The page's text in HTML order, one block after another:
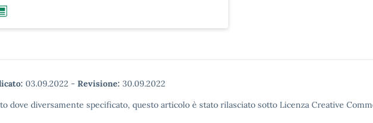
03.09.2022 - Revisione: 30.09.2022
dove diversamente specificato, questo articolo è stato rilasciato sotto Licenza Creative